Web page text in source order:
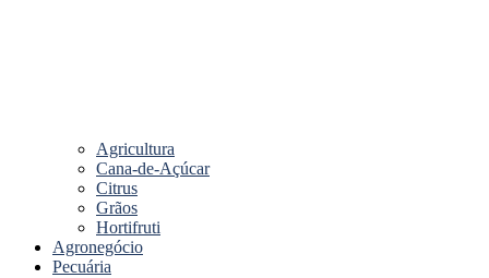
Agricultura
Cana-de-Açúcar
Citrus
Grãos
Hortifruti
Agronegócio
Pecuária